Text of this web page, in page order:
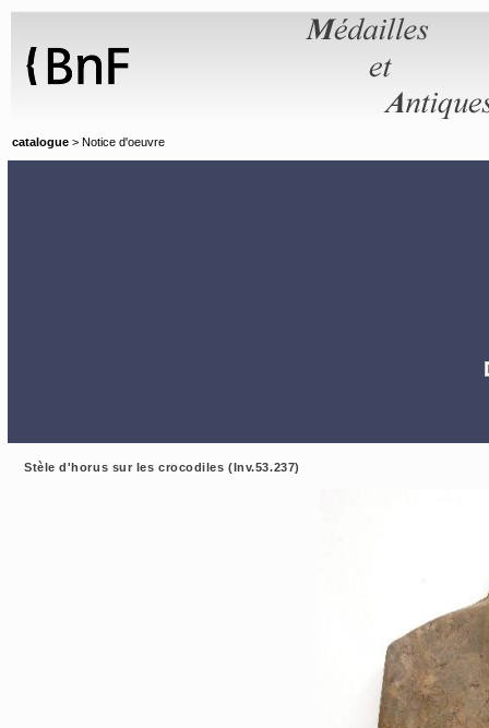
catalogue > Notice d'oeuvre
Stèle d'horus sur les crocodiles (Inv.53.237)